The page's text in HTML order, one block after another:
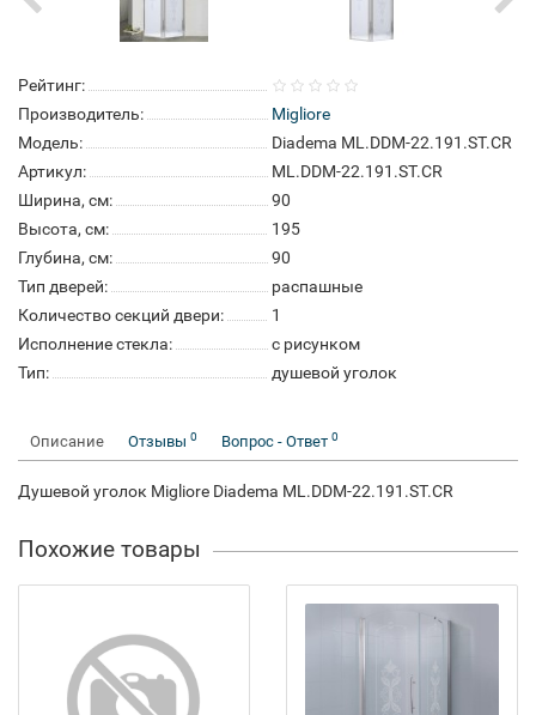
Рейтинг:
Производитель:
Migliore
Модель:
Diadema ML.DDM-22.191.ST.CR
Артикул:
ML.DDM-22.191.ST.CR
Ширина, см:
90
Высота, см:
195
Глубина, см:
90
Тип дверей:
распашные
Количество секций двери:
1
Исполнение стекла:
с рисунком
Тип:
душевой уголок
Описание Отзывы 0 Вопрос - Ответ 0
Душевой уголок Migliore Diadema ML.DDM-22.191.ST.CR
Похожие товары